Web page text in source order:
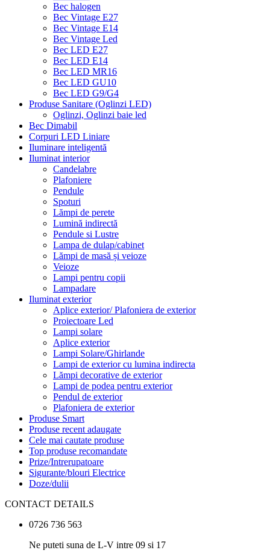
Bec halogen
Bec Vintage E27
Bec Vintage E14
Bec Vintage Led
Bec LED E27
Bec LED E14
Bec LED MR16
Bec LED GU10
Bec LED G9/G4
Produse Sanitare (Oglinzi LED)
Oglinzi, Oglinzi baie led
Bec Dimabil
Corpuri LED Liniare
Iluminare inteligentă
Iluminat interior
Candelabre
Plafoniere
Pendule
Spoturi
Lămpi de perete
Lumină indirectă
Pendule si Lustre
Lampa de dulap/cabinet
Lămpi de masă și veioze
Veioze
Lampi pentru copii
Lampadare
Iluminat exterior
Aplice exterior/ Plafoniera de exterior
Proiectoare Led
Lampi solare
Aplice exterior
Lampi Solare/Ghirlande
Lampi de exterior cu lumina indirecta
Lămpi decorative de exterior
Lampi de podea pentru exterior
Pendul de exterior
Plafoniera de exterior
Produse Smart
Produse recent adaugate
Cele mai cautate produse
Top produse recomandate
Prize/Intrerupatoare
Sigurante/blouri Electrice
Doze/dulii
CONTACT DETAILS
0726 736 563
Ne puteti suna de L-V intre 09 si 17